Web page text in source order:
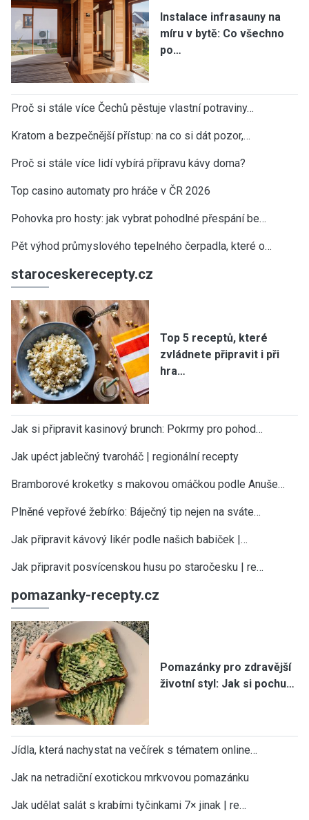
Instalace infrasauny na
míru v bytě: Co všechno
po…
Proč si stále více Čechů pěstuje vlastní potraviny…
Kratom a bezpečnější přístup: na co si dát pozor,…
Proč si stále více lidí vybírá přípravu kávy doma?
Top casino automaty pro hráče v ČR 2026
Pohovka pro hosty: jak vybrat pohodlné přespání be…
Pět výhod průmyslového tepelného čerpadla, které o…
staroceskerecepty.cz
Top 5 receptů, které
zvládnete připravit i při
hra…
Jak si připravit kasinový brunch: Pokrmy pro pohod…
Jak upéct jablečný tvaroháč | regionální recepty
Bramborové kroketky s makovou omáčkou podle Anuše…
Plněné vepřové žebírko: Báječný tip nejen na sváte…
Jak připravit kávový likér podle našich babiček |…
Jak připravit posvícenskou husu po staročesku | re…
pomazanky-recepty.cz
Pomazánky pro zdravější
životní styl: Jak si pochu…
Jídla, která nachystat na večírek s tématem online…
Jak na netradiční exotickou mrkvovou pomazánku
Jak udělat salát s krabími tyčinkami 7× jinak | re…